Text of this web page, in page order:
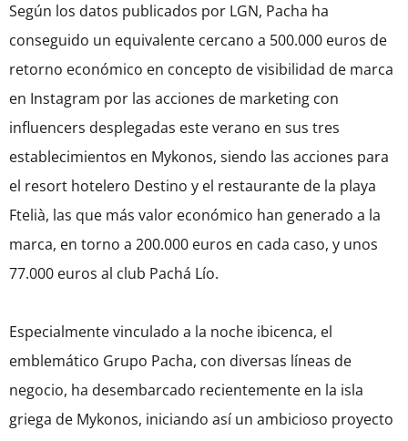
Según los datos publicados por LGN, Pacha ha
conseguido un equivalente cercano a 500.000 euros de
retorno económico en concepto de visibilidad de marca
en Instagram por las acciones de marketing con
influencers desplegadas este verano en sus tres
establecimientos en Mykonos, siendo las acciones para
el resort hotelero Destino y el restaurante de la playa
Ftelià, las que más valor económico han generado a la
marca, en torno a 200.000 euros en cada caso, y unos
77.000 euros al club Pachá Lío.
Especialmente vinculado a la noche ibicenca, el
emblemático Grupo Pacha, con diversas líneas de
negocio, ha desembarcado recientemente en la isla
griega de Mykonos, iniciando así un ambicioso proyecto